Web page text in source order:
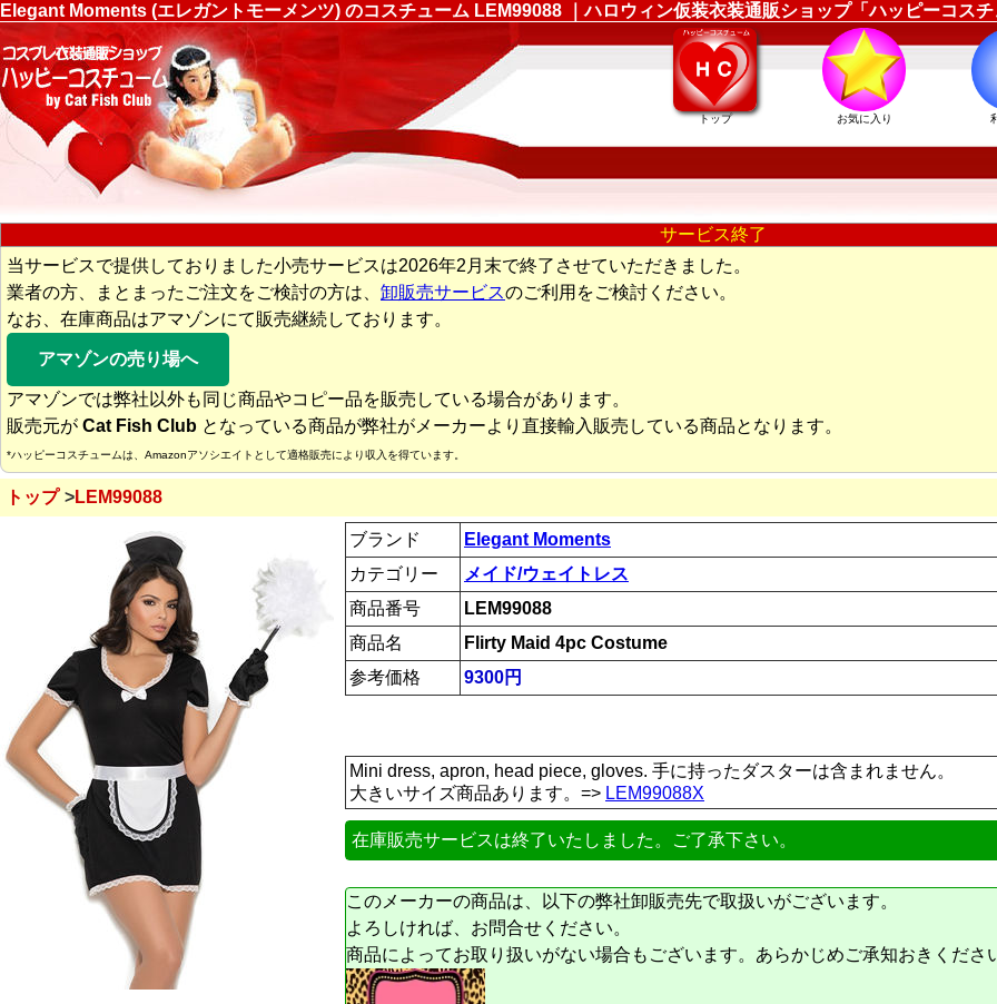
Elegant Moments (エレガントモーメンツ) のコスチューム LEM99088 ｜ハロウィン仮装衣装通販ショップ「ハッピーコス
トップ お気に入り
サービス終了
当サービスで提供しておりました小売サービスは2026年2月末で終了させていただきました。
業者の方、まとまったご注文をご検討の方は、 卸販売サービスのご利用をご検討ください。
なお、在庫商品はアマゾンにて販売継続しております。
アマゾンの売り場へ
アマゾンでは弊社以外も同じ商品やコピー品を販売している場合があります。
販売元が Cat Fish Club となっている商品が弊社がメーカーより直接輸入販売している商品となります。
*ハッピーコスチュームは、Amazonアソシエイトとして適格販売により収入を得ています。
トップ LEM99088
ブランド
Elegant Moments
カテゴリー
メイド/ウェイトレス
商品番号
LEM99088
商品名
Flirty Maid 4pc Costume
参考価格
9300円
Mini dress, apron, head piece, gloves. 手に持ったダスターは含まれません。
大きいサイズ商品あります。=> LEM99088X
在庫販売サービスは終了いたしました。ご了承下さい。
このメーカーの商品は、以下の弊社卸販売先で取扱いがございます。
よろしければ、お問合せください。
商品によってお取り扱いがない場合もございます。あらかじめご承知おきくださ